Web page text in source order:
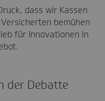
dass wir Kassen
bemühen
für Innovationen in
der Debatte